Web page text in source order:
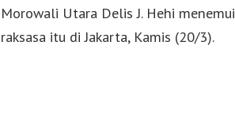
Utara Delis J. Hehi menemui
itu di Jakarta, Kamis (20/3).